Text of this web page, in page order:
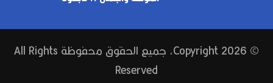
© Copyright 2026, جميع الحقوق محفوظة All Rights
Reserved